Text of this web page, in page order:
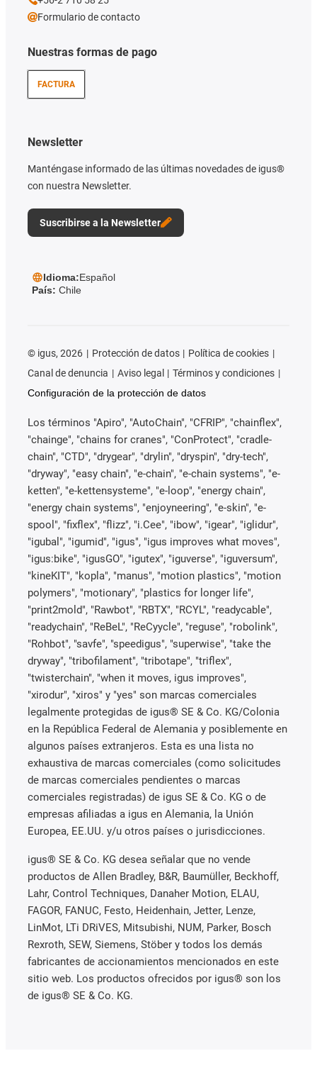
Nuestras formas de pago
FACTURA
Newsletter
Manténgase informado de las últimas novedades de igus®
con nuestra Newsletter.
Suscribirse a la Newsletter
Formulario de contacto
Idioma:Español
País: Chile
© igus, 2026 Protección de datos
Política de cookies
Canal de denuncia
Aviso legal
Términos y condiciones
Configuración de la protección de datos
Los términos "Apiro", "AutoChain", "CFRIP", "chainflex",
"chainge", "chains for cranes", "ConProtect", "cradle-
chain", "CTD", "drygear", "drylin", "dryspin", "dry-tech",
"dryway", "easy chain", "e-chain", "e-chain systems", "e-
ketten", "e-kettensysteme", "e-loop", "energy chain",
"energy chain systems", "enjoyneering", "e-skin", "e-
spool", "fixflex", "flizz", "i.Cee", "ibow", "igear", "iglidur",
"igubal", "igumid", "igus", "igus improves what moves",
"igus:bike", "igusGO", "igutex", "iguverse", "iguversum",
"kineKIT", "kopla", "manus", "motion plastics", "motion
polymers", "motionary", "plastics for longer life",
"print2mold", "Rawbot", "RBTX", "RCYL", "readycable",
"readychain", "ReBeL", "ReCyycle", "reguse", "robolink",
"Rohbot", "savfe", "speedigus", "superwise", "take the
dryway", "tribofilament", "tribotape", "triflex",
"twisterchain", "when it moves, igus improves",
"xirodur", "xiros" y "yes" son marcas comerciales
legalmente protegidas de igus® SE & Co. KG/Colonia
en la República Federal de Alemania y posiblemente en
algunos países extranjeros. Esta es una lista no
exhaustiva de marcas comerciales (como solicitudes
de marcas comerciales pendientes o marcas
comerciales registradas) de igus SE & Co. KG o de
empresas afiliadas a igus en Alemania, la Unión
Europea, EE.UU. y/u otros países o jurisdicciones.
igus® SE & Co. KG desea señalar que no vende
productos de Allen Bradley, B&R, Baumüller, Beckhoff,
Lahr, Control Techniques, Danaher Motion, ELAU,
FAGOR, FANUC, Festo, Heidenhain, Jetter, Lenze,
LinMot, LTi DRiVES, Mitsubishi, NUM, Parker, Bosch
Rexroth, SEW, Siemens, Stöber y todos los demás
fabricantes de accionamientos mencionados en este
sitio web. Los productos ofrecidos por igus® son los
de igus® SE & Co. KG.